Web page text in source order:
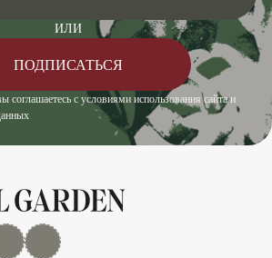
с условиями использования сайта и
ИЛИ
ПОДПИСАТЬСЯ
Telegram